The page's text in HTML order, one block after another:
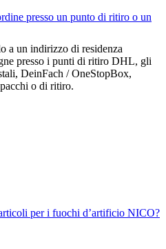
presso un punto di ritiro o un
a un indirizzo di residenza
presso i punti di ritiro DHL, gli
DeinFach / OneStopBox,
o di ritiro.
per i fuochi d’artificio NICO?